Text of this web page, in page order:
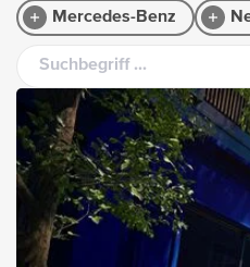
Mercedes-Benz